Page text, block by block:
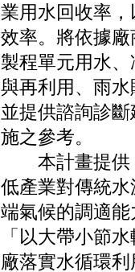
業用水回收率
效率。將依據
製程單元用水
與再利用、雨
並提供諮詢診
施之參考。
本計畫提供
低產業對傳統
端氣候的調適
「以大帶小節
廠落實水循環